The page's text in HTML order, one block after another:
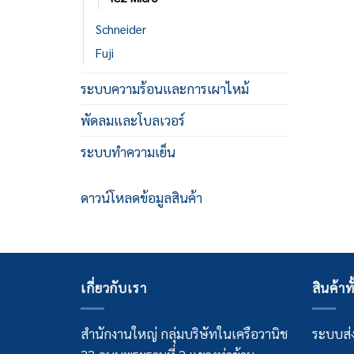
Schneider
Fuji
ระบบความร้อนและการเผาไหม้
พัดลมและโบลเวอร์
ระบบทำความเย็น
ดาวน์โหลดข้อมูลสินค้า
เกี่ยวกับเรา
สำนักงานใหญ่ กลุ่มบริษัทในเครือวานิช
สินค้า
ระบบส่